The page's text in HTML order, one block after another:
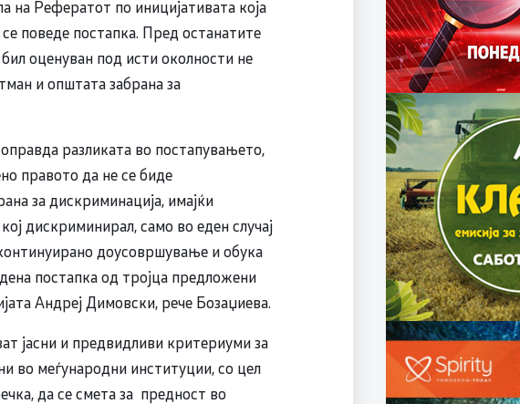
на Рефератот по иницијативата која
поведе постапка. Пред останатите
оценуван под исти околности не
и општата забрана за
разликата во постапувањето,
правото да не се биде
за дискриминација, имајќи
дискриминирал, само во еден случај
доусовршување и обука
постапка од тројца предложени
Андреј Димовски, рече Бозаџиева.
јасни и предвидливи критериуми за
во меѓународни институции, со цел
да се смета за предност во